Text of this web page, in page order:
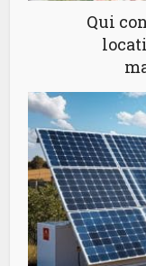
Qui